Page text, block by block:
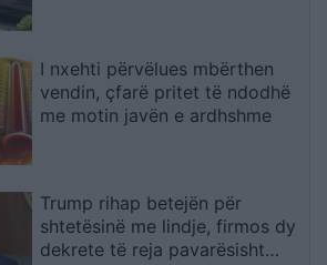
I nxehti përvëlues mbërthen
vendin, çfarë pritet të ndodhë
me motin javën e ardhshme
Trump rihap betejën për
shtetësinë me lindje, firmos dy
dekrete të reja pavarësisht